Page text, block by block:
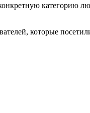
категорию
которые